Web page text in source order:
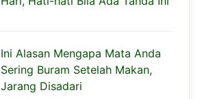
Ini Alasan Mengapa Mata Anda
Sering Buram Setelah Makan,
Jarang Disadari